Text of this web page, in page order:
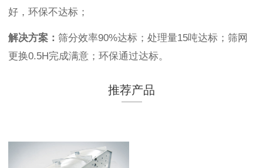
好，环保不达标；
解决方案： 筛分效率90%达标；处理量15吨达标；筛网
更换0.5H完成满意；环保通过达标。
推荐产品